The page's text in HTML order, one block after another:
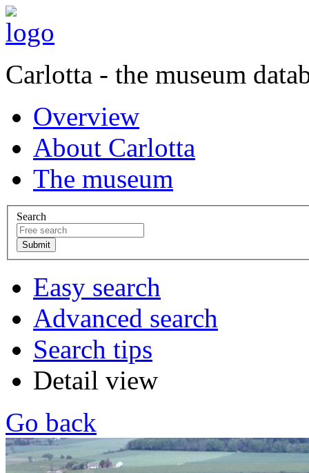
Carlotta - the museum
Overview
About Carlotta
The museum
Search
Easy search
Advanced search
Search tips
Detail view
Go back